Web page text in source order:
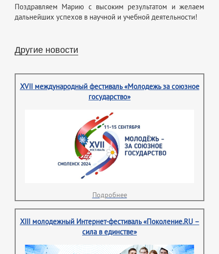
Поздравляем Марию с высоким результатом и желаем
дальнейших успехов в научной и учебной деятельности!
Другие новости
XVII международный фестиваль «Молодежь за союзное
государство»
Подробнее
XIII молодежный Интернет-фестиваль «Поколение.RU –
сила в единстве»